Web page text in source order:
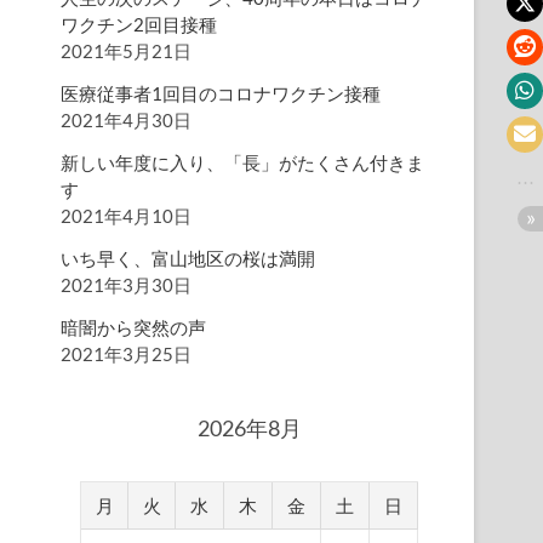
ワクチン2回目接種
2021年5月21日
医療従事者1回目のコロナワクチン接種
2021年4月30日
新しい年度に入り、「長」がたくさん付きま
す
2021年4月10日
いち早く、富山地区の桜は満開
2021年3月30日
暗闇から突然の声
2021年3月25日
2026年8月
月 火 水 木 金 土 日